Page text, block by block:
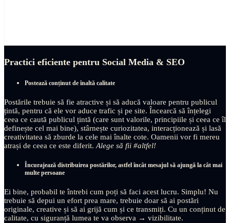
Practici eficiente pentru Social Media & SEO
Postează conținut de înaltă calitate
Postările trebuie să fie atractive și să aducă valoare pentru publicul
țintă, pentru că ele vor aduce trafic și pe site. Încearcă să înțelegi
ceea ce caută publicul țintă (care sunt valorile, principiile și ceea ce îl
definește cel mai bine), stârnește curiozitatea, interacționează și lasă
creativitatea să zburde la cele mai înalte cote. Oamenii vor fi mereu
atrași de ceea ce este diferit. Alege să fii #altfel!
Încurajează distribuirea postărilor, astfel încât mesajul să ajungă la cât mai
multe persoane
Ei bine, probabil te întrebi cum poți să faci acest lucru. Simplu! Nu
trebuie să depui un efort prea mare, trebuie doar să ai postări
originale, creative și să ai grijă cum și ce transmiți. Cu un conținut de
calitate, cu siguranță lumea te va observa → vizibilitate.